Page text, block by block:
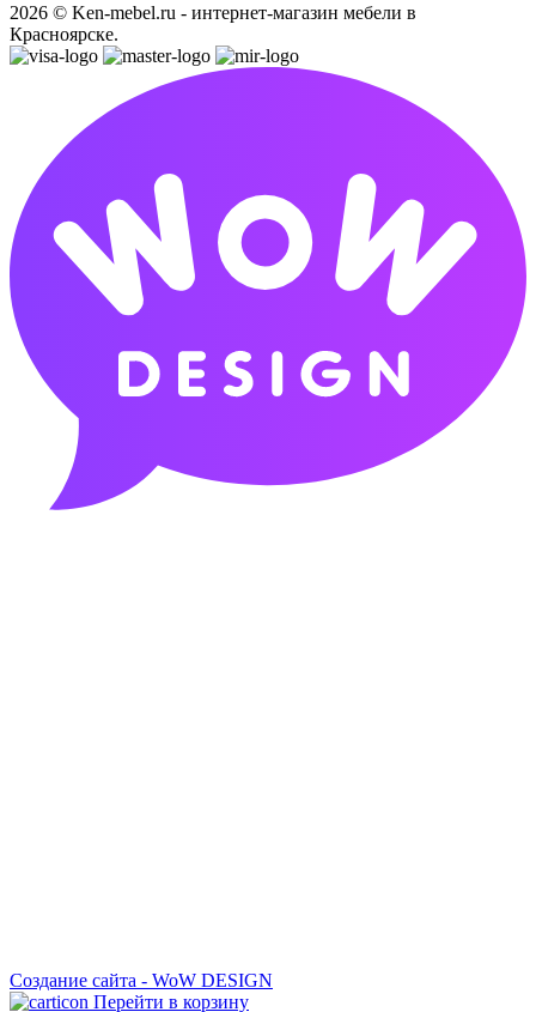
2026 © Ken-mebel.ru - интернет-магазин мебели в
Красноярске.
Создание сайта - WoW DESIGN
Перейти в корзину